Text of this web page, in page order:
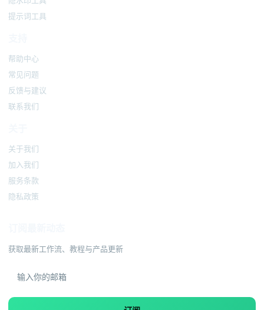
提示词工具
帮助中心
常见问题
反馈与建议
联系我们
关于我们
加入我们
服务条款
隐私政策
获取最新工作流、教程与产品更新